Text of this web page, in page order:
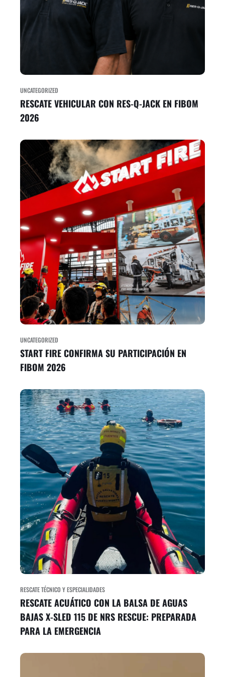
UNCATEGORIZED
RESCATE VEHICULAR CON RES-Q-JACK EN FIBOM
2026
UNCATEGORIZED
START FIRE CONFIRMA SU PARTICIPACIÓN EN
FIBOM 2026
RESCATE TÉCNICO Y ESPECIALIDADES
RESCATE ACUÁTICO CON LA BALSA DE AGUAS
BAJAS X-SLED 115 DE NRS RESCUE: PREPARADA
PARA LA EMERGENCIA